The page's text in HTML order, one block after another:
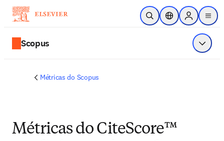
Ir para o conteúdo principal
Pesquisa aberta
Seletor deSign in to
menu
Scopus Exibir
Métricas do Scopus
Métricas do CiteScore™